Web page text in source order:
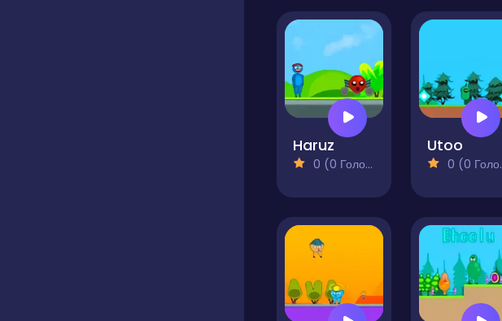
Haruz
0 (0 Голосів)
Utoo
0 (0 Голосів)